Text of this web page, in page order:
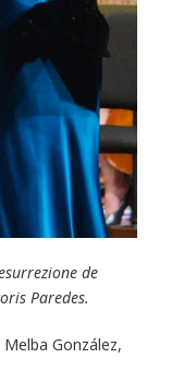
de
Paredes.
González,